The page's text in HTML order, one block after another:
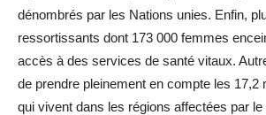
dénombrés par les Nations unies. Enfin,
ressortissants dont 173 000 femmes
accès à des services de santé vitaux.
de prendre pleinement en compte les 17,2
qui vivent dans les régions affectées par